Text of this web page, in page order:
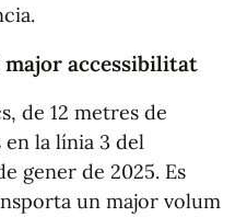
major accessibilitat
de 12 metres de
la línia 3 del
gener de 2025. Es
un major volum